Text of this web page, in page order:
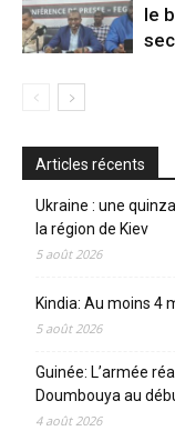
le
Articles récents
Ukraine : une
la région de Kiev
5 août 2026
Kindia: Au moins 4
5 août 2026
Guinée: L’armée
Doumbouya au
4 août 2026